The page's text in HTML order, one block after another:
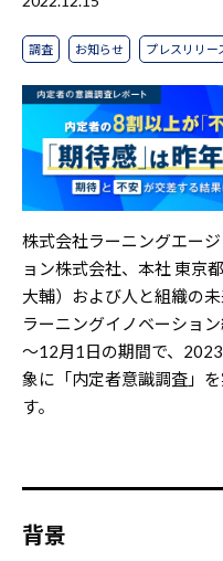
調査 お知らせ プレスリリー
株式会社ラーニングエー
ョン株式会社、本社 東京
大輔）および人と組織の
ラーニングイノベーショ
～12月1日の期間で、
象に「内定者意識調査」
す。
背景